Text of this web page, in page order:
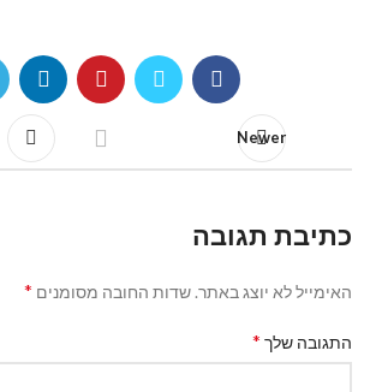
Newer
כתיבת תגובה
האימייל לא יוצג באתר. שדות החובה מסומנים *
התגובה שלך *